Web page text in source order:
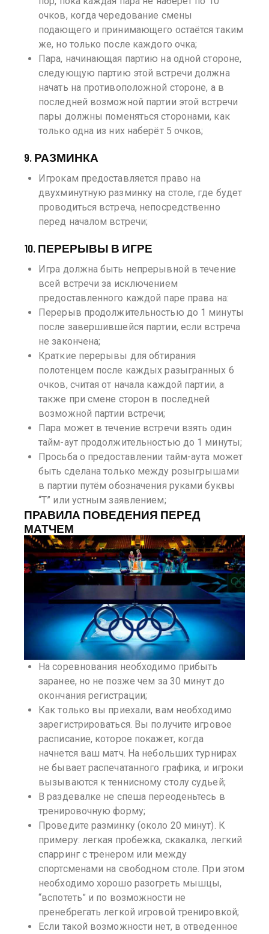
очков, когда чередование смены
подающего и принимающего остаётся таким
же, но только после каждого очка;
Пара, начинающая партию на одной стороне,
следующую партию этой встречи должна
начать на противоположной стороне, а в
последней возможной партии этой встречи
пары должны поменяться сторонами, как
только одна из них наберёт 5 очков;
9. РАЗМИНКА
Игрокам предоставляется право на
двухминутную разминку на столе, где будет
проводиться встреча, непосредственно
перед началом встречи;
10. ПЕРЕРЫВЫ В ИГРЕ
Игра должна быть непрерывной в течение
всей встречи за исключением
предоставленного каждой паре права на:
Перерыв продолжительностью до 1 минуты
после завершившейся партии, если встреча
не закончена;
Краткие перерывы для обтирания
полотенцем после каждых разыгранных 6
очков, считая от начала каждой партии, а
также при смене сторон в последней
возможной партии встречи;
Пара может в течение встречи взять один
тайм-аут продолжительностью до 1 минуты;
Просьба о предоставлении тайм-аута может
быть сделана только между розыгрышами
в партии путём обозначения руками буквы
“Т” или устным заявлением;
ПРАВИЛА ПОВЕДЕНИЯ ПЕРЕД
МАТЧЕМ
На соревнования необходимо прибыть
заранее, но не позже чем за 30 минут до
окончания регистрации;
Как только вы приехали, вам необходимо
зарегистрироваться. Вы получите игровое
расписание, которое покажет, когда
начнется ваш матч. На небольших турнирах
не бывает распечатанного графика, и игроки
вызываются к теннисному столу судьей;
В раздевалке не спеша переоденьтесь в
тренировочную форму;
Проведите разминку (около 20 минут). К
примеру: легкая пробежка, скакалка, легкий
спарринг с тренером или между
спортсменами на свободном столе. При этом
необходимо хорошо разогреть мышцы,
“вспотеть” и по возможности не
пренебрегать легкой игровой тренировкой;
Если такой возможности нет, в отведенное